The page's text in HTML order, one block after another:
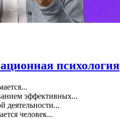
психология
эффективных...
деятельности...
человек...